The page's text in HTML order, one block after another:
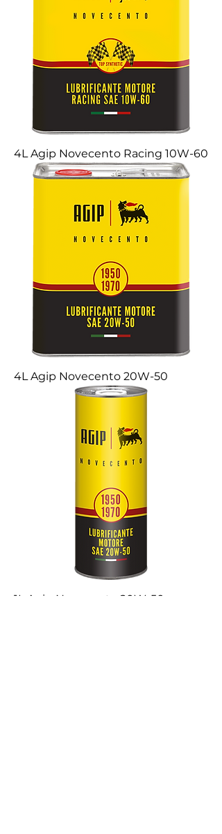
4L Agip Novecento Racing 10W-60
4L Agip Novecento 20W-50
1L Agip Novecento 20W-50